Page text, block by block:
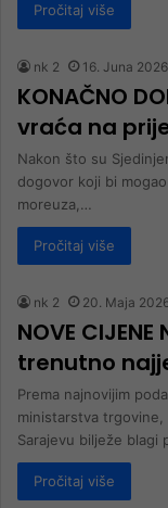
Pročitaj više
nk 2 16. Juna
KONAČNO
vraća na
Nakon što su
dogovor koji bi
moreuza,…
Pročitaj više
nk 2 20. Maja
NOVE
trenutno
Prema najnovijim
ministarstva trgovine,
Sarajevu bilježe blagi
Pročitaj više